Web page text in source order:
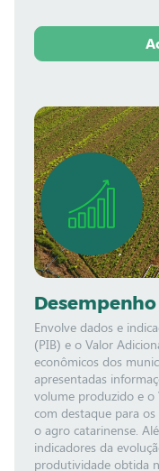
Envolve dados e
(PIB) e o Valor
econômicos dos
apresentadas
volume produzido e o
com destaque para
o agro catarinense.
indicadores da
produtividade obtida